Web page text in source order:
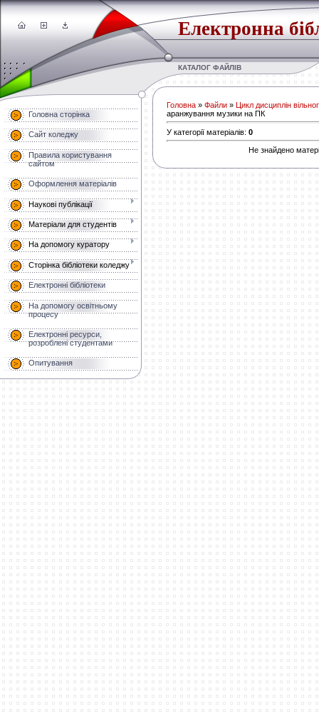
Електронна
КАТАЛОГ ФАЙЛІВ
Головна сторінка
Сайт коледжу
Правила користування
сайтом
Оформлення матеріалів
Наукові публікації
Матеріали для студентів
На допомогу куратору
Сторінка бібліотеки коледжу
Електронні бібліотеки
На допомогу освітньому
процесу
Електронні ресурси,
розроблені студентами
Опитування
Головна » Файли » Цикл дисциплін
аранжування музики на ПК
У категорії матеріалів: 0
Не знайдено